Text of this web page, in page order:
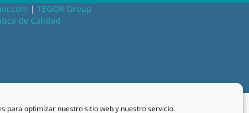
para optimizar nuestro sitio web y nuestro servicio.
| TEGOR Group
de Calidad